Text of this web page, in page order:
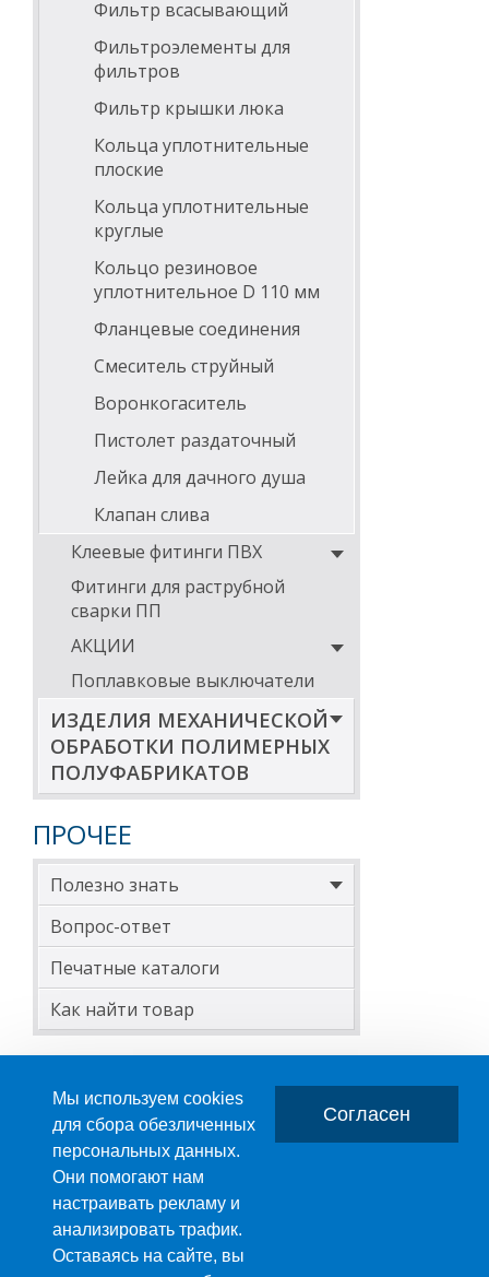
Фильтр всасывающий
Фильтроэлементы для
фильтров
Фильтр крышки люка
Кольца уплотнительные
плоские
Кольца уплотнительные
круглые
Кольцо резиновое
уплотнительное D 110 мм
Фланцевые соединения
Смеситель струйный
Воронкогаситель
Пистолет раздаточный
Лейка для дачного душа
Клапан слива
Клеевые фитинги ПВХ
Фитинги для раструбной
сварки ПП
АКЦИИ
Поплавковые выключатели
ИЗДЕЛИЯ МЕХАНИЧЕСКОЙ
ОБРАБОТКИ ПОЛИМЕРНЫХ
ПОЛУФАБРИКАТОВ
ПРОЧЕЕ
Полезно знать
Вопрос-ответ
Печатные каталоги
Как найти товар
ПРОИЗВОДСТВО ПЛАСТМАССОВЫХ ИЗДЕЛИЙ
+7 (495) 989-29-95
Мы используем cookies
для сбора обезличенных
персональных данных.
Они помогают нам
настраивать рекламу и
анализировать трафик.
Оставаясь на сайте, вы
Согласен